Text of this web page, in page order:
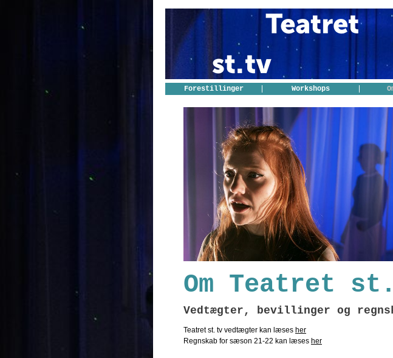
Forestillinger Workshops
Om Teatret
Vedtægter, bevillinger og
Teatret st. tv vedtægter kan læses her
Regnskab for sæson 21-22 kan læses her